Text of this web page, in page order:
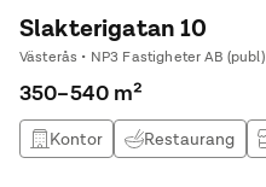
Slakterigatan 10
Västerås • NP3 Fastigheter AB (publ)
350–540 m²
Kontor Restaurang